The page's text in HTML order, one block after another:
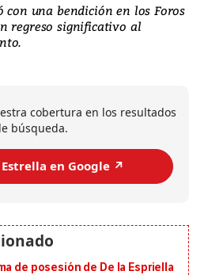
con una bendición en los Foros
regreso significativo al
cobertura en los resultados
búsqueda.
en Google ↗️
de posesión de De la Espriella